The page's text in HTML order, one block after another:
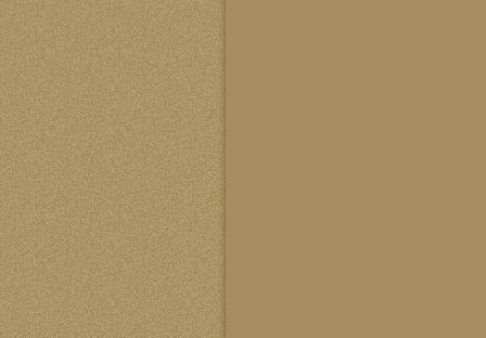
马立峰
中华风水协会